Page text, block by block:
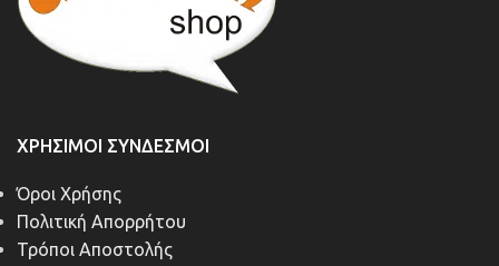
ΧΡΉΣΙΜΟΙ ΣΎΝΔΕΣΜΟΙ
Όροι Χρήσης
Πολιτική Απορρήτου
Τρόποι Αποστολής